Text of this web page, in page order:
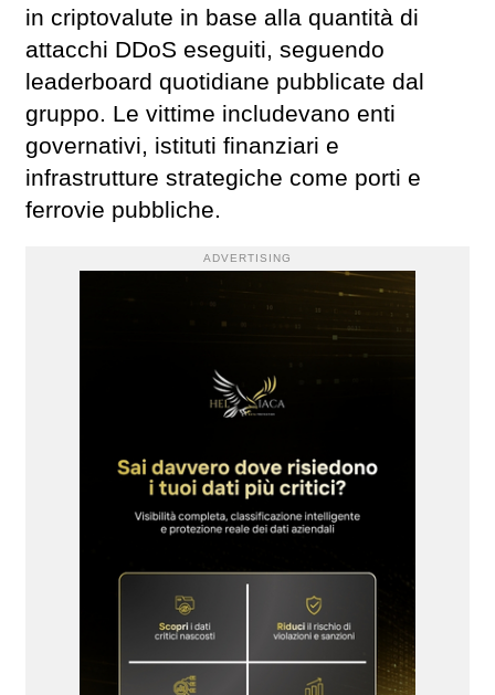
in criptovalute in base alla quantità di
attacchi DDoS eseguiti, seguendo
leaderboard quotidiane pubblicate dal
gruppo. Le vittime includevano enti
governativi, istituti finanziari e
infrastrutture strategiche come porti e
ferrovie pubbliche.
ADVERTISING